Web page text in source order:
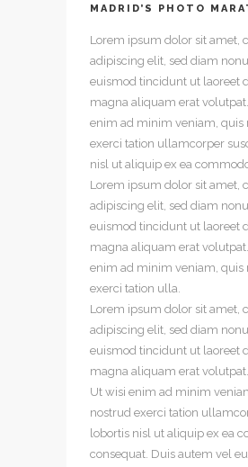
MADRID’S PHOTO
Lorem ipsum dolor sit amet,
adipiscing elit, sed diam
euismod tincidunt ut laoreet
magna aliquam erat
enim ad minim veniam, quis
exerci tation ullamcorper
nisl ut aliquip ex ea
Lorem ipsum dolor sit amet,
adipiscing elit, sed diam
euismod tincidunt ut laoreet
magna aliquam erat
enim ad minim veniam, quis
exerci tation ulla.
Lorem ipsum dolor sit amet,
adipiscing elit, sed diam
euismod tincidunt ut laoreet
magna aliquam erat volutpat.
Ut wisi enim ad minim
nostrud exerci tation
lobortis nisl ut aliquip ex ea
consequat. Duis autem vel